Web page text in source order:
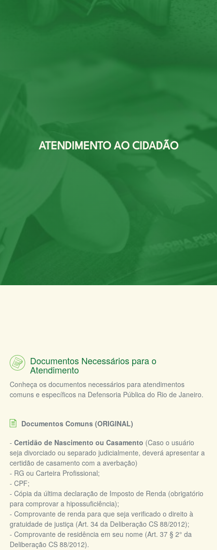
ATENDIMENTO AO CIDADÃO
Documentos Necessários para o
Atendimento
Conheça os documentos necessários para atendimentos
comuns e específicos na Defensoria Pública do Rio de Janeiro.
Documentos Comuns (ORIGINAL)
- Certidão de Nascimento ou Casamento (Caso o usuário
seja divorciado ou separado judicialmente, deverá apresentar a
certidão de casamento com a averbação)
- RG ou Carteira Profissional;
- CPF;
- Cópia da última declaração de Imposto de Renda (obrigatório
para comprovar a hipossuficiência);
- Comprovante de renda para que seja verificado o direito à
gratuidade de justiça (Art. 34 da Deliberação CS 88/2012);
- Comprovante de residência em seu nome (Art. 37 § 2° da
Deliberação CS 88/2012).